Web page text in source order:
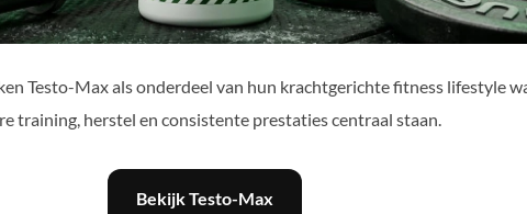
Testo-Max als onderdeel van hun krachtgerichte fitness lifestyle
training, herstel en consistente prestaties centraal staan.
Bekijk Testo-Max